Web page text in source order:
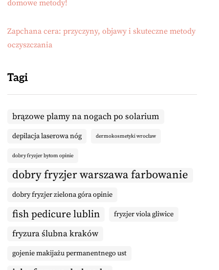
domowe metody!
Zapchana cera: przyczyny, objawy i skuteczne metody
oczyszczania
Tagi
brązowe plamy na nogach po solarium
depilacja laserowa nóg dermokosmetyki wrocław
dobry fryzjer bytom opinie
dobry fryzjer warszawa farbowanie
dobry fryzjer zielona góra opinie
fish pedicure lublin fryzjer viola gliwice
fryzura ślubna kraków
gojenie makijażu permanentnego ust